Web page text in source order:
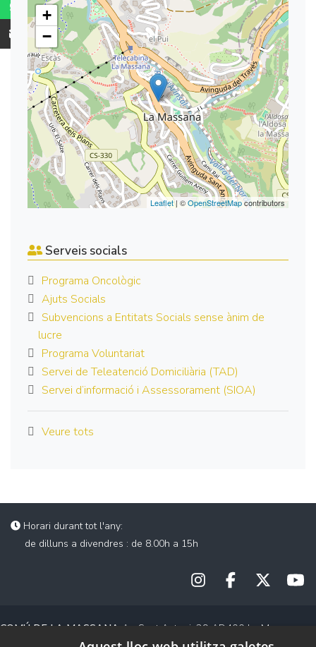
+
−
Leaflet| ©OpenStreetMapcontributors
Serveis socials
Programa Oncològic
Ajuts Socials
Subvencions a Entitats Socials sense ànim de
lucre
Programa Voluntariat
Servei de Teleatenció Domiciliària (TAD)
Servei d’informació i Assessorament (SIOA)
Veure tots
Horari durant tot l'any:
de dilluns a divendres : de 8.00h a 15h
COMÚ DE LA MASSANA Av. Sant Antoni, 29 AD400 La Massana